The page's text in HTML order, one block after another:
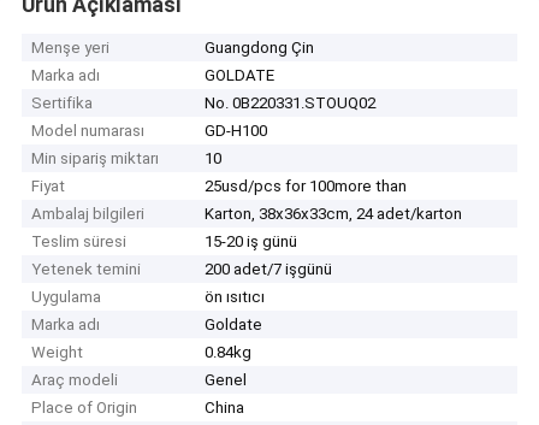
Menşe yeri
Guangdong Çin
Marka adı
GOLDATE
Sertifika
No. 0B220331.STOUQ02
Model numarası
GD-H100
Min sipariş miktarı
10
Fiyat
25usd/pcs for 100more than
Ambalaj bilgileri
Karton, 38x36x33cm, 24 adet/karton
Teslim süresi
15-20 iş günü
Yetenek temini
200 adet/7 işgünü
Uygulama
ön ısıtıcı
Marka adı
Goldate
Weight
0.84kg
Araç modeli
Genel
Place of Origin
China